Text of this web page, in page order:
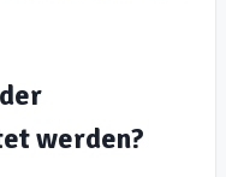
werden?